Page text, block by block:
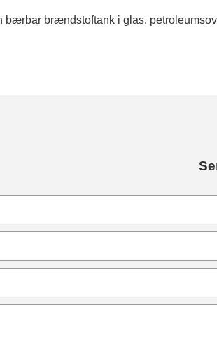
bærbar brændstoftank i glas,